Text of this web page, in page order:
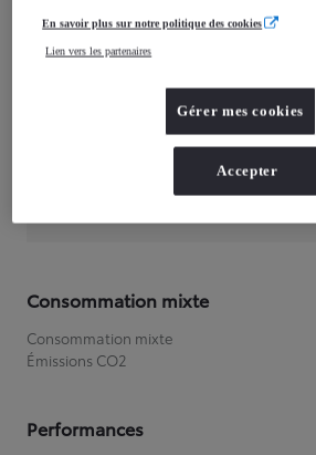
Longueur
4 197mm
1 765mm
Consommation mixte
Consommation mixte
Émissions CO2
Performances
En savoir plus sur notre politique des cookies
Lien vers les partenaires
Gérer mes cookies
Accepter